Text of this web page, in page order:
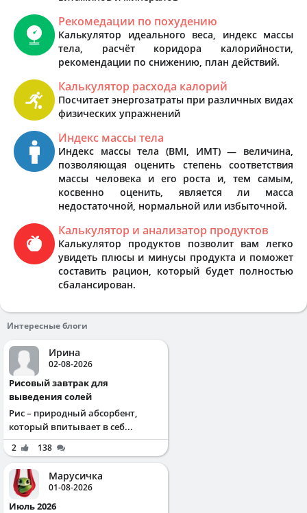
Рекомедации по похудению
Калькулятор идеального веса, индекс массы
тела, расчёт коридора калорийности,
рекомендации по снижению, план действий.
Калькулятор расхода калорий
Посчитает энергозатраты при различных видах
физических упражнений
Индекс массы тела
Индекс массы тела (BMI, ИМТ) — величина,
позволяющая оценить степень соответствия
массы человека и его роста и, тем самым,
косвенно оценить, является ли масса
недостаточной, нормальной или избыточной.
Калькулятор и анализатор продуктов
Калькулятор продуктов позволит вам легко
увидеть плюсы и минусы продукта и поможет
составить рацион, который будет полностью
сбалансирован.
Интересные блоги
Ирина
02-08-2026
Рисовый завтрак для
выведения солей
Рис – природный абсорбент,
который впитывает в себ...
2 138
Марусичка
01-08-2026
Июль 2026